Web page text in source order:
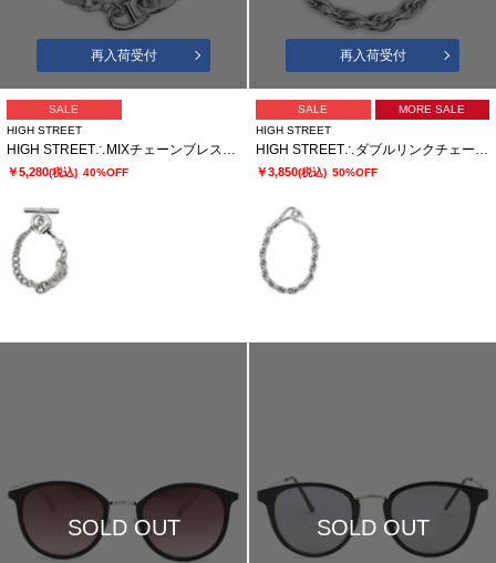
再入荷受付
SALE
HIGH STREET
HIGH STREET∴MIXチェーンブレスレット
￥5,280(税込) 40%OFF
再入荷受付
SALE
MORE SALE
HIGH STREET
HIGH STREET∴ダブルリンクチェーンブレスレット
￥3,850(税込) 50%OFF
SOLD OUT SOLD OUT